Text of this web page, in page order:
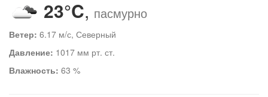
23°C, пасмурно
Ветер: 6.17 м/с, Северный
Давление: 1017 мм рт. ст.
Влажность: 63 %